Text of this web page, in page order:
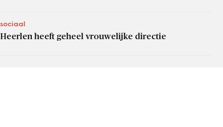
sociaal
Heerlen heeft geheel vrouwelijke directie